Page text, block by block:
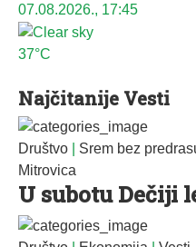
07.08.2026., 17:45
37°C
Najčitanije Vesti
Društvo Srem bez
Mitrovica
U subotu Dečiji